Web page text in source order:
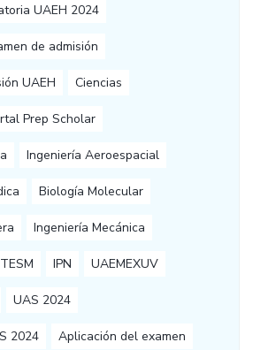
UAEH 2024
de admisión
UAEH Ciencias
Prep Scholar
Ingeniería Aeroespacial
Biología Molecular
Ingeniería Mecánica
IPN UAEMEXUV
UAS 2024
2024 Aplicación del examen